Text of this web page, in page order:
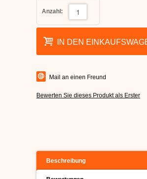
Anzahl:
IN DEN
Mail an einen Freund
Bewerten Sie dieses Produkt als Erster
Beschreibung